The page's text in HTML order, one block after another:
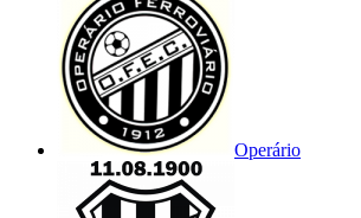
Operário